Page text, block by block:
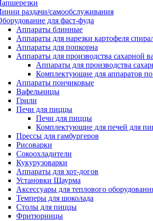
раздачи/самообслуживания
для фаст-фуда
Аппараты блинные
Аппараты для нарезки картофеля
Аппараты для попкорна
Аппараты для производства сахарной
Аппараты для производства
Комплектующие для аппаратов
Аппараты пончиковые
Вафельницы
Грили
Печи для пиццы
Печи для пиццы
Комплектующие для печей для
Прессы для гамбургеров
Рисоварки
Сокоохладители
Кукурузоварки
Аппараты для хот-догов
Установки Шаурма
Аксессуары для теплового
Темперы для шоколада
Столы для пиццы
Фритюрницы